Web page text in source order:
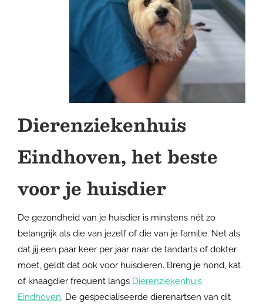
Dierenziekenhuis
Eindhoven, het beste
voor je huisdier
De gezondheid van je huisdier is minstens nét zo
belangrijk als die van jezelf of die van je familie. Net als
dat jij een paar keer per jaar naar de tandarts of dokter
moet, geldt dat ook voor huisdieren. Breng je hond, kat
of knaagdier frequent langs Dierenziekenhuis
Eindhoven. De gespecialiseerde dierenartsen van dit